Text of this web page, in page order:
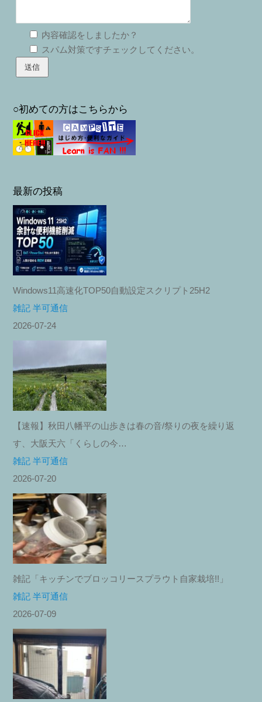
内容確認をしましたか？
スパム対策ですチェックしてください。
○初めての方はこちらから
最新の投稿
Windows11高速化TOP50自動設定スクリプト25H2
雑記 半可通信
2026-07-24
【速報】秋田八幡平の山歩きは春の音/祭りの夜を繰り返
す、大阪天六「くらしの今…
雑記 半可通信
2026-07-20
雑記「キッチンでブロッコリースプラウト自家栽培!!」
雑記 半可通信
2026-07-09